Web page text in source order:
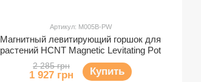
Артикул: M005B-PW
Магнитный левитирующий горшок для
растений HCNT Magnetic Levitating Pot
2 285 грн
1 927 грн Купить